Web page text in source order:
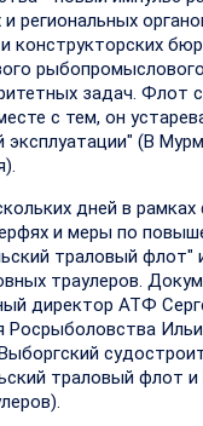
региональных
конструкторских
задач. Флот
с тем, он
эксплуатации" (В
дней в
и меры по
траловый
траулеров.
директор АТФ
Росрыболовства
траловый флот